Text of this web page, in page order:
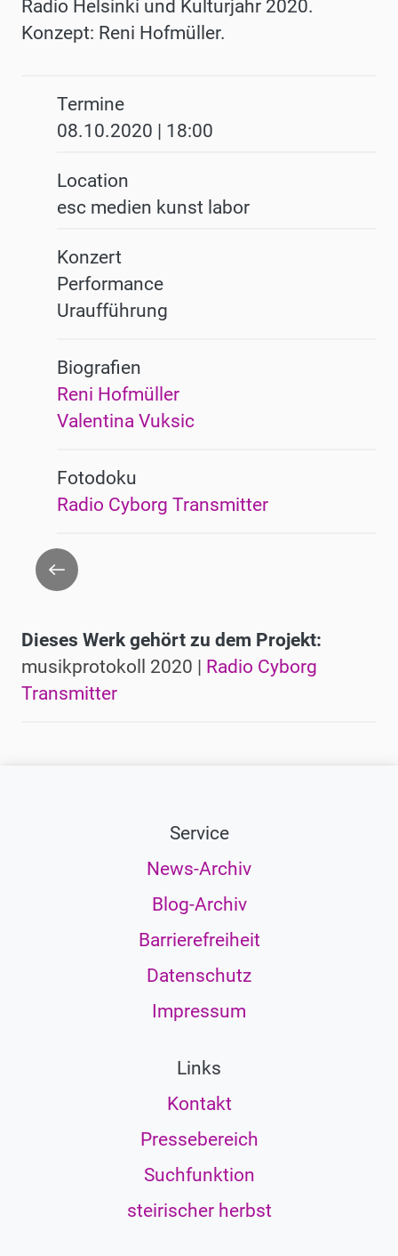
Radio Helsinki und Kulturjahr 2020.
Konzept: Reni Hofmüller.
Termine
08.10.2020 | 18:00
Location
esc medien kunst labor
Konzert
Performance
Uraufführung
Biografien
Reni Hofmüller
Valentina Vuksic
Fotodoku
Radio Cyborg Transmitter
Zurück
Dieses Werk gehört zu dem Projekt:
musikprotokoll 2020 | Radio Cyborg
Transmitter
Service
News-Archiv
Blog-Archiv
Barrierefreiheit
Datenschutz
Impressum
Links
Kontakt
Pressebereich
Suchfunktion
steirischer herbst